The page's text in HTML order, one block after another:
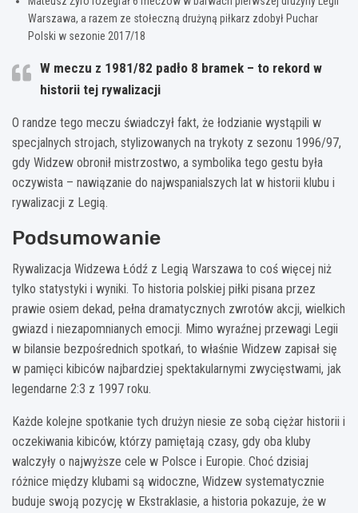
Warszawa, a razem ze stołeczną drużyną piłkarz zdobył Puchar
Polski w sezonie 2017/18
W meczu z 1981/82 padło 8 bramek – to rekord w
historii tej rywalizacji
O randze tego meczu świadczył fakt, że łodzianie wystąpili w
specjalnych strojach, stylizowanych na trykoty z sezonu 1996/97,
gdy Widzew obronił mistrzostwo, a symbolika tego gestu była
oczywista – nawiązanie do najwspanialszych lat w historii klubu i
rywalizacji z Legią.
Podsumowanie
Rywalizacja Widzewa Łódź z Legią Warszawa to coś więcej niż
tylko statystyki i wyniki. To historia polskiej piłki pisana przez
prawie osiem dekad, pełna dramatycznych zwrotów akcji, wielkich
gwiazd i niezapomnianych emocji. Mimo wyraźnej przewagi Legii
w bilansie bezpośrednich spotkań, to właśnie Widzew zapisał się
w pamięci kibiców najbardziej spektakularnymi zwycięstwami, jak
legendarne 2:3 z 1997 roku.
Każde kolejne spotkanie tych drużyn niesie ze sobą ciężar historii i
oczekiwania kibiców, którzy pamiętają czasy, gdy oba kluby
walczyły o najwyższe cele w Polsce i Europie. Choć dzisiaj
różnice między klubami są widoczne, Widzew systematycznie
buduje swoją pozycję w Ekstraklasie, a historia pokazuje, że w